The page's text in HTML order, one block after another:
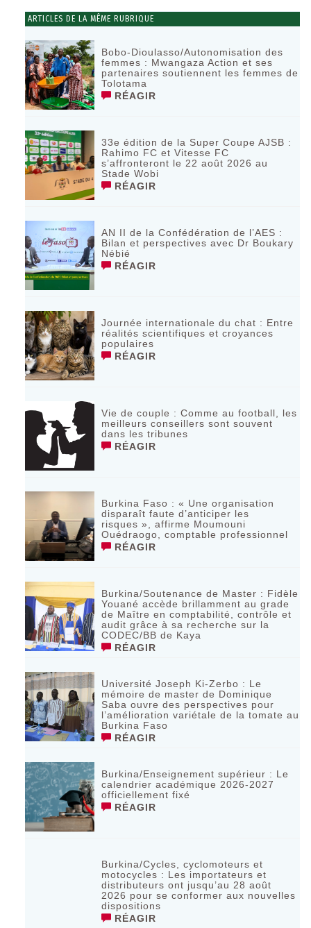
ARTICLES DE LA MÊME RUBRIQUE
Bobo-Dioulasso/Autonomisation des
femmes : Mwangaza Action et ses
partenaires soutiennent les femmes de
Tolotama
RÉAGIR
33e édition de la Super Coupe AJSB :
Rahimo FC et Vitesse FC
s’affronteront le 22 août 2026 au
Stade Wobi
RÉAGIR
AN II de la Confédération de l’AES :
Bilan et perspectives avec Dr Boukary
Nébié
RÉAGIR
Journée internationale du chat : Entre
réalités scientifiques et croyances
populaires
RÉAGIR
Vie de couple : Comme au football, les
meilleurs conseillers sont souvent
dans les tribunes
RÉAGIR
Burkina Faso : « Une organisation
disparaît faute d’anticiper les
risques », affirme Moumouni
Ouédraogo, comptable professionnel
RÉAGIR
Burkina/Soutenance de Master : Fidèle
Youané accède brillamment au grade
de Maître en comptabilité, contrôle et
audit grâce à sa recherche sur la
CODEC/BB de Kaya
RÉAGIR
Université Joseph Ki-Zerbo : Le
mémoire de master de Dominique
Saba ouvre des perspectives pour
l’amélioration variétale de la tomate au
Burkina Faso
RÉAGIR
Burkina/Enseignement supérieur : Le
calendrier académique 2026-2027
officiellement fixé
RÉAGIR
Burkina/Cycles, cyclomoteurs et
motocycles : Les importateurs et
distributeurs ont jusqu’au 28 août
2026 pour se conformer aux nouvelles
dispositions
RÉAGIR